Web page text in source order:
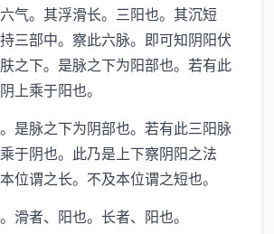
气。其浮滑长。三阳也。其沉短
三部中。察此六脉。即可知阴阳伏
之下。是脉之下为阳部也。若有此
上乘于阳也。
脉之下为阴部也。若有此三阳脉
于阴也。此乃是上下察阴阳之法
位谓之长。不及本位谓之短也。
者、阳也。长者、阳也。